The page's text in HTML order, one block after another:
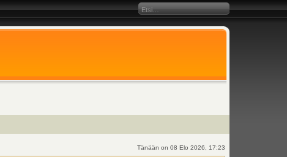
Tänään on 08 Elo 2026, 17:23